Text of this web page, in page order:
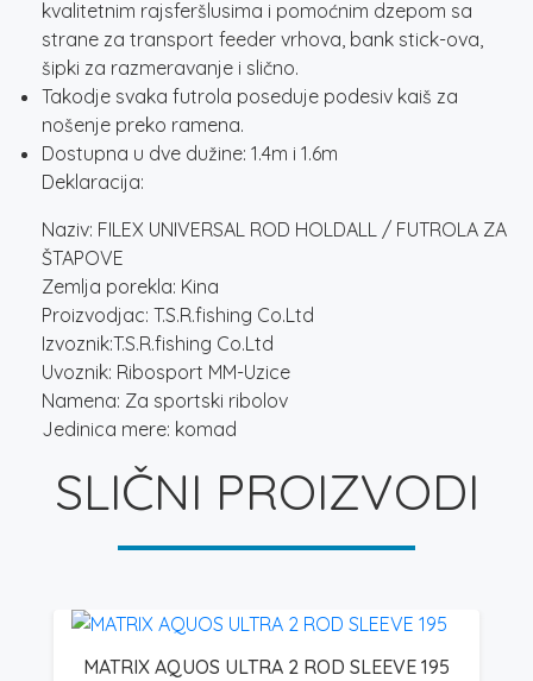
kvalitetnim rajsferšlusima i pomoćnim dzepom sa
strane za transport feeder vrhova, bank stick-ova,
šipki za razmeravanje i slično.
Takodje svaka futrola poseduje podesiv kaiš za
nošenje preko ramena.
Dostupna u dve dužine: 1.4m i 1.6m
Deklaracija:
Naziv: FILEX UNIVERSAL ROD HOLDALL / FUTROLA ZA
ŠTAPOVE
Zemlja porekla: Kina
Proizvodjac: T.S.R.fishing Co.Ltd
Izvoznik:T.S.R.fishing Co.Ltd
Uvoznik: Ribosport MM-Uzice
Namena: Za sportski ribolov
Jedinica mere: komad
SLIČNI PROIZVODI
MATRIX AQUOS ULTRA 2 ROD SLEEVE 195